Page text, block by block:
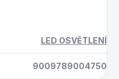
LED OSVĚTLENÍ
9009789004750